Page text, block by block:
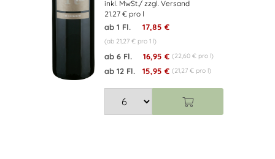
21.27 € pro l
ab 1 Fl. 17,85 €
(ab 21,27 € pro 1 l)
ab 6 Fl. 16,95 € (22,60 € pro l)
ab 12 Fl. 15,95 € (21,27 € pro l)